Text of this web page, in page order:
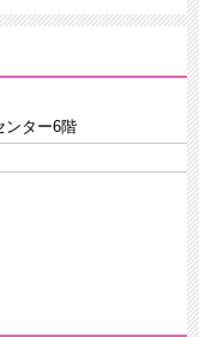
ンター6階